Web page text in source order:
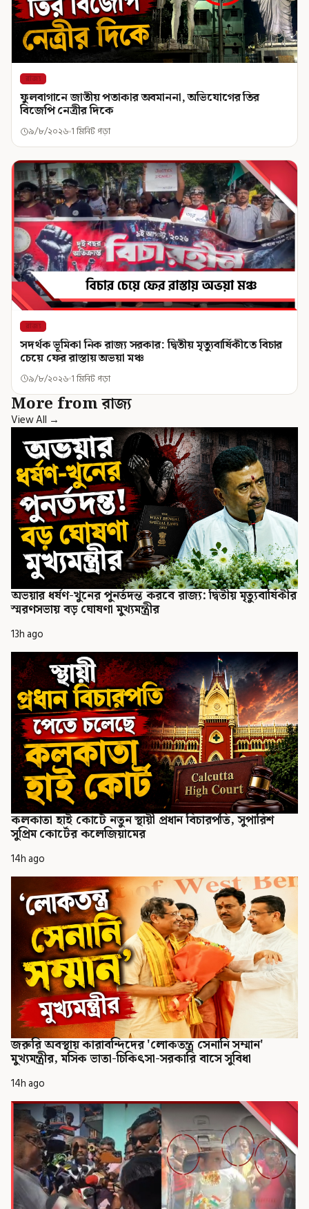
রাজ্য
ফুলবাগানে জাতীয় পতাকার অবমাননা, অভিযোগের তির
বিজেপি নেত্রীর দিকে
৯/৮/২০২৬ 1 মিনিট পড়া
রাজ্য
সদর্থক ভূমিকা নিক রাজ্য সরকার: দ্বিতীয় মৃত্যুবার্ষিকীতে বিচার
চেয়ে ফের রাস্তায় অভয়া মঞ্চ
৯/৮/২০২৬ 1 মিনিট পড়া
More from রাজ্য
View All →
অভয়ার ধর্ষণ-খুনের পুনর্তদন্ত করবে রাজ্য: দ্বিতীয় মৃত্যুবার্ষিকীর
স্মরণসভায় বড় ঘোষণা মুখ্যমন্ত্রীর
13h ago
কলকাতা হাই কোর্টে নতুন স্থায়ী প্রধান বিচারপতি, সুপারিশ
সুপ্রিম কোর্টের কলেজিয়ামের
14h ago
জরুরি অবস্থায় কারাবন্দিদের 'লোকতন্ত্র সেনানি সম্মান'
মুখ্যমন্ত্রীর, মসিক ভাতা-চিকিৎসা-সরকারি বাসে সুবিধা
14h ago